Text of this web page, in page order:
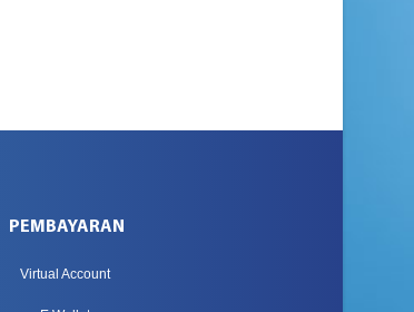
PEMBAYARAN
Virtual Account